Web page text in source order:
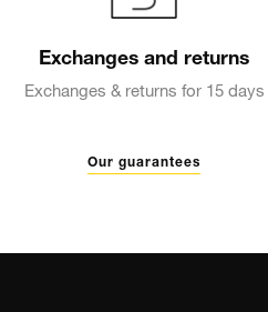
Exchanges and returns
Exchanges & returns for 15 days
Our guarantees